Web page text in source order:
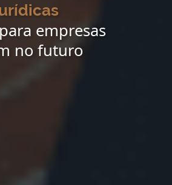
empresas
no futuro